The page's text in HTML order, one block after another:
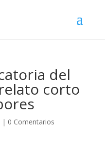
del
corto
| 0 Comentarios